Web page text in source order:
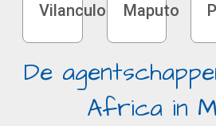
Vilanculos Maputo
De
Africa in